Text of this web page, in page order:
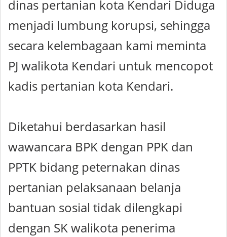
dinas pertanian kota Kendari Diduga
menjadi lumbung korupsi, sehingga
secara kelembagaan kami meminta
PJ walikota Kendari untuk mencopot
kadis pertanian kota Kendari.
Diketahui berdasarkan hasil
wawancara BPK dengan PPK dan
PPTK bidang peternakan dinas
pertanian pelaksanaan belanja
bantuan sosial tidak dilengkapi
dengan SK walikota penerima